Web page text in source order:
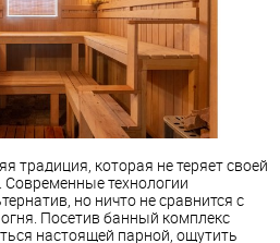
традиция, которая не теряет своей
Современные технологии
но ничто не сравнится с
Посетив банный комплекс
настоящей парной, ощутить